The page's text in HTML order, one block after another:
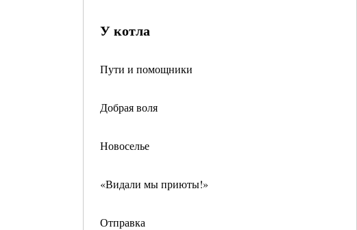
У котла
Пути и помощники
Добрая воля
Новоселье
«Видали мы приюты!»
Отправка